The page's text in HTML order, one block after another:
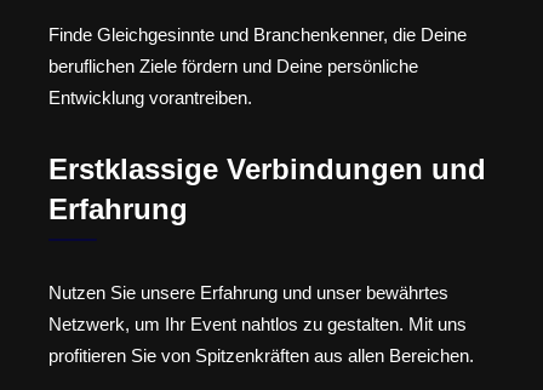
Finde Gleichgesinnte und Branchenkenner, die Deine
beruflichen Ziele fördern und Deine persönliche
Entwicklung vorantreiben.
Erstklassige Verbindungen und
Erfahrung
Nutzen Sie unsere Erfahrung und unser bewährtes
Netzwerk, um Ihr Event nahtlos zu gestalten. Mit uns
profitieren Sie von Spitzenkräften aus allen Bereichen.